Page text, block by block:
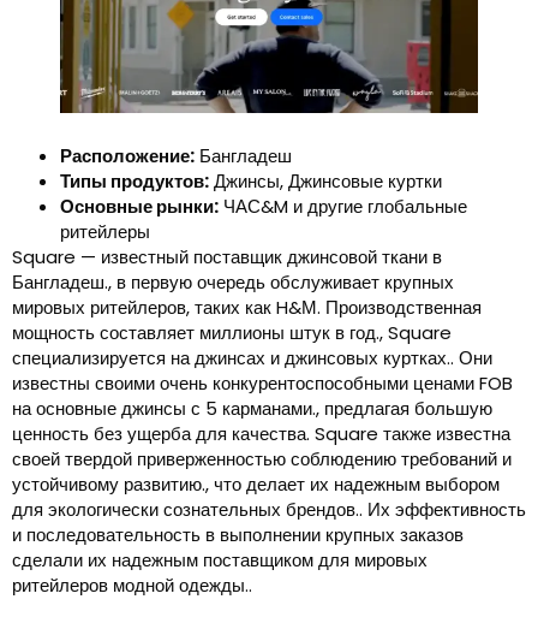
Расположение: Бангладеш
Типы продуктов:Джинсы, Джинсовые куртки
Основные рынки: ЧАС&M и другие глобальные
ритейлеры
Square — известный поставщик джинсовой ткани в
Бангладеш., в первую очередь обслуживает крупных
мировых ритейлеров, таких как H&М. Производственная
мощность составляет миллионы штук в год., Square
специализируется на джинсах и джинсовых куртках.. Они
известны своими очень конкурентоспособными ценами FOB
на основные джинсы с 5 карманами., предлагая большую
ценность без ущерба для качества. Square также известна
своей твердой приверженностью соблюдению требований и
устойчивому развитию., что делает их надежным выбором
для экологически сознательных брендов.. Их эффективность
и последовательность в выполнении крупных заказов
сделали их надежным поставщиком для мировых
ритейлеров модной одежды..